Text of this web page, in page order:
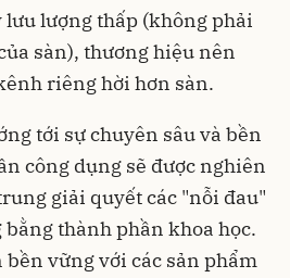
lưu lượng thấp (không phải
sàn), thương hiệu nên
riêng hời hơn sàn.
tới sự chuyên sâu và bền
công dụng sẽ được nghiên
giải quyết các "nỗi đau"
thành phần khoa học.
vững với các sản phẩm